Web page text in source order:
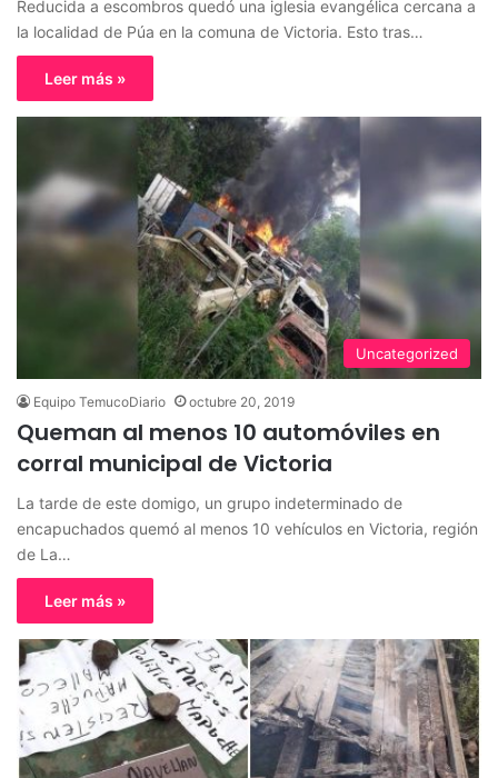
Reducida a escombros quedó una iglesia evangélica cercana a
la localidad de Púa en la comuna de Victoria. Esto tras…
Leer más »
Uncategorized
Equipo TemucoDiario octubre 20, 2019
Queman al menos 10 automóviles en
corral municipal de Victoria
La tarde de este domigo, un grupo indeterminado de
encapuchados quemó al menos 10 vehículos en Victoria, región
de La…
Leer más »